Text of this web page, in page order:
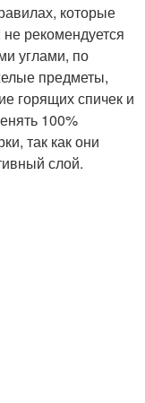
которые
не рекомендуется
углами, по
предметы,
горящих спичек и
100%
так как они
слой.